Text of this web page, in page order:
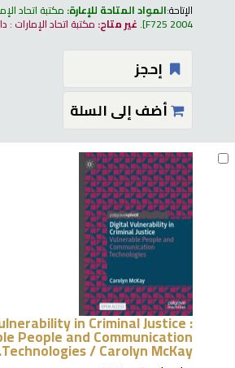
الإتاحة:المواد المتاحة للإعارة: مكتبة اتحاد
F725 2004
.غير متاح: مكتبة اتحاد الإمارات
إحجز
أضف إلى السلة
in Criminal Justice :
People and Communication
Technologies /Carolyn McKay.